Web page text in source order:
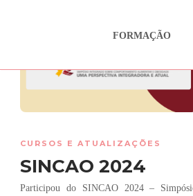
FORMAÇÃO
CURSOS E ATUALIZAÇÕES
SINCAO 2024
Participou do SINCAO 2024 –